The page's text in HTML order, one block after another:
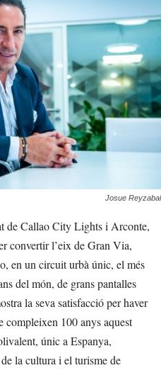
Josue Reyzabal
de Callao City Lights i Arconte,
convertir l’eix de Gran Via,
en un circuit urbà únic, el més
del món, de grans pantalles
la seva satisfacció per haver
compleixen 100 anys aquest
únic a Espanya,
la cultura i el turisme de